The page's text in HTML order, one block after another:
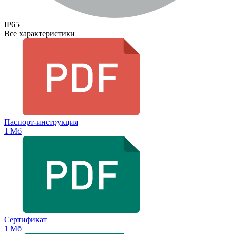
IP65
Все характеристики
Паспорт-инструкция
1 Мб
Сертификат
1 Мб